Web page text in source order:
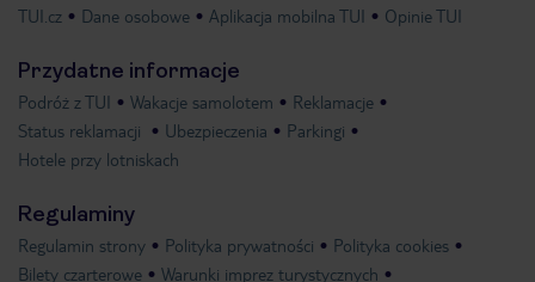
TUI.cz
Dane osobowe Aplikacja mobilna TUI Opinie TUI
Przydatne informacje
Podróż z TUI Wakacje samolotem
Reklamacje
Status reklamacji
Ubezpieczenia
Parkingi
Hotele przy lotniskach
Regulaminy
Regulamin strony Polityka prywatności
Polityka cookies
Bilety czarterowe
Warunki imprez turystycznych